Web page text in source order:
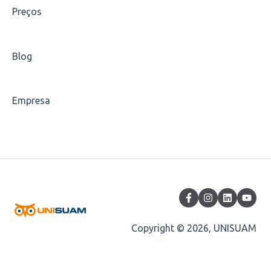
Preços
Blog
Empresa
Copyright © 2026, UNISUAM